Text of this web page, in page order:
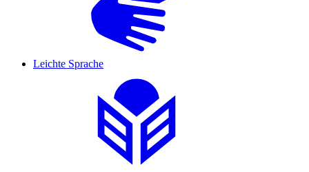
Leichte Sprache